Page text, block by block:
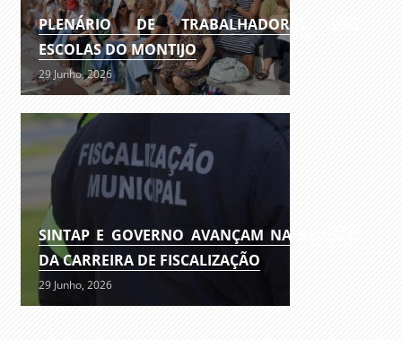
PLENÁRIO DE TRABALHADORES DAS
ESCOLAS DO MONTIJO
29 Junho, 2026
SINTAP E GOVERNO AVANÇAM NA REVISÃO
DA CARREIRA DE FISCALIZAÇÃO
29 Junho, 2026